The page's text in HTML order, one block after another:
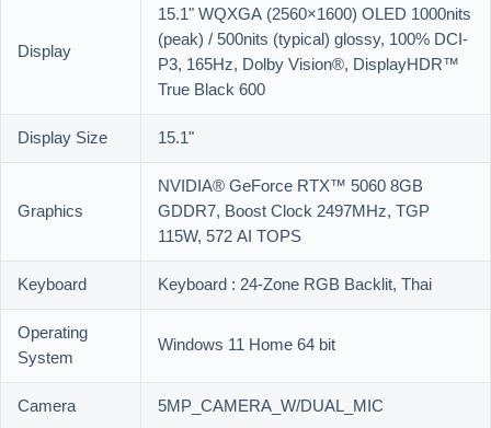
Display
15.1" WQXGA (2560×1600) OLED 1000nits
(peak) / 500nits (typical) glossy, 100% DCI-
P3, 165Hz, Dolby Vision®, DisplayHDR™
True Black 600
Display Size
15.1"
Graphics
NVIDIA® GeForce RTX™ 5060 8GB
GDDR7, Boost Clock 2497MHz, TGP
115W, 572 AI TOPS
Keyboard
Keyboard : 24-Zone RGB Backlit, Thai
Operating
System
Windows 11 Home 64 bit
Camera 5MP_CAMERA_W/DUAL_MIC